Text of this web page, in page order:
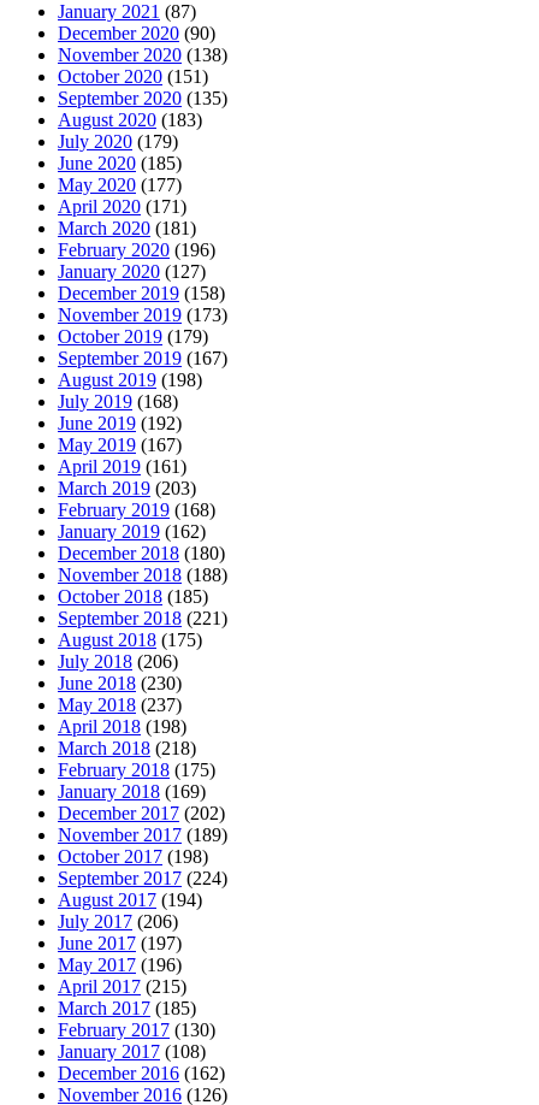
January 2021 (87)
December 2020 (90)
November 2020 (138)
October 2020 (151)
September 2020 (135)
August 2020 (183)
July 2020 (179)
June 2020 (185)
May 2020 (177)
April 2020 (171)
March 2020 (181)
February 2020 (196)
January 2020 (127)
December 2019 (158)
November 2019 (173)
October 2019 (179)
September 2019 (167)
August 2019 (198)
July 2019 (168)
June 2019 (192)
May 2019 (167)
April 2019 (161)
March 2019 (203)
February 2019 (168)
January 2019 (162)
December 2018 (180)
November 2018 (188)
October 2018 (185)
September 2018 (221)
August 2018 (175)
July 2018 (206)
June 2018 (230)
May 2018 (237)
April 2018 (198)
March 2018 (218)
February 2018 (175)
January 2018 (169)
December 2017 (202)
November 2017 (189)
October 2017 (198)
September 2017 (224)
August 2017 (194)
July 2017 (206)
June 2017 (197)
May 2017 (196)
April 2017 (215)
March 2017 (185)
February 2017 (130)
January 2017 (108)
December 2016 (162)
November 2016 (126)